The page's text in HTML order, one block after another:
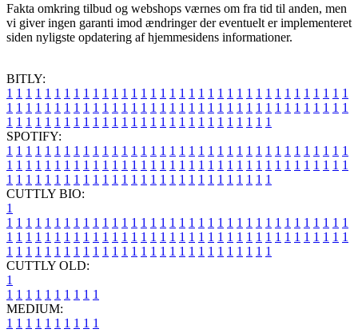
Fakta omkring tilbud og webshops værnes om fra tid til anden, men
vi giver ingen garanti imod ændringer der eventuelt er implementeret
siden nyligste opdatering af hjemmesidens informationer.
BITLY:
1 1 1 1 1 1 1 1 1 1 1 1 1 1 1 1 1 1 1 1 1 1 1 1 1 1 1 1 1 1 1 1 1 1 1 1
1 1 1 1 1 1 1 1 1 1 1 1 1 1 1 1 1 1 1 1 1 1 1 1 1 1 1 1 1 1 1 1 1 1 1 1
1 1 1 1 1 1 1 1 1 1 1 1 1 1 1 1 1 1 1 1 1 1 1 1 1 1 1 1
SPOTIFY:
1 1 1 1 1 1 1 1 1 1 1 1 1 1 1 1 1 1 1 1 1 1 1 1 1 1 1 1 1 1 1 1 1 1 1 1
1 1 1 1 1 1 1 1 1 1 1 1 1 1 1 1 1 1 1 1 1 1 1 1 1 1 1 1 1 1 1 1 1 1 1 1
1 1 1 1 1 1 1 1 1 1 1 1 1 1 1 1 1 1 1 1 1 1 1 1 1 1 1 1
CUTTLY BIO:
1
1 1 1 1 1 1 1 1 1 1 1 1 1 1 1 1 1 1 1 1 1 1 1 1 1 1 1 1 1 1 1 1 1 1 1 1
1 1 1 1 1 1 1 1 1 1 1 1 1 1 1 1 1 1 1 1 1 1 1 1 1 1 1 1 1 1 1 1 1 1 1 1
1 1 1 1 1 1 1 1 1 1 1 1 1 1 1 1 1 1 1 1 1 1 1 1 1 1 1 1
CUTTLY OLD:
1
1 1 1 1 1 1 1 1 1 1
MEDIUM:
1 1 1 1 1 1 1 1 1 1